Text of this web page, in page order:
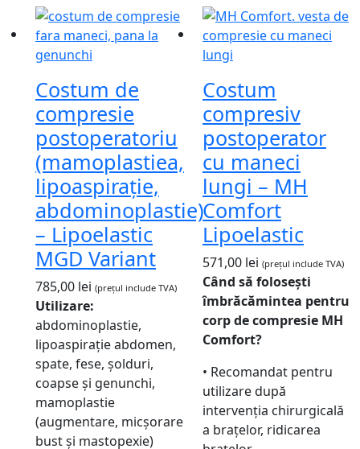
Costum de
compresie
postoperatoriu
(mamoplastiea,
lipoaspirație,
abdominoplastie)
– Lipoelastic
MGD Variant
785,00 lei (prețul include TVA)
Utilizare:
abdominoplastie,
lipoaspirație abdomen,
spate, fese, șolduri,
coapse și genunchi,
mamoplastie
(augmentare, micșorare
bust și mastopexie)
Costum
compresiv
postoperator
cu maneci
lungi – MH
Comfort
Lipoelastic
571,00 lei (prețul include TVA)
Când să folosești
îmbrăcămintea pentru
corp de compresie MH
Comfort?
• Recomandat pentru
utilizare după
intervenția chirurgicală
a brațelor, ridicarea